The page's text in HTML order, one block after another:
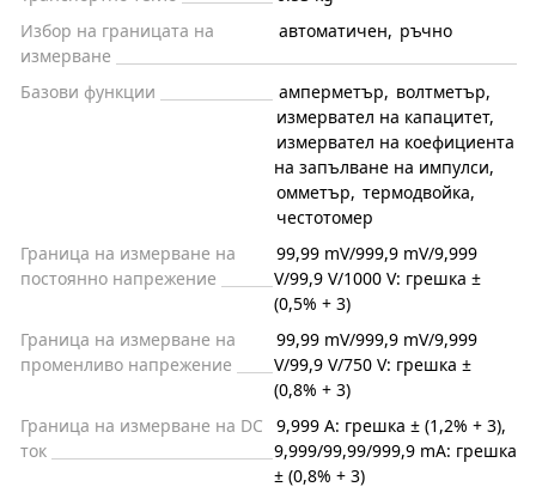
Избор на границата на
измерване
автоматичен, ръчно
Базови функции амперметър, волтметър,
измервател на капацитет,
измервател на коефициента
на запълване на импулси,
омметър, термодвойка,
честотомер
Граница на измерване на
постоянно напрежение
99,99 mV/999,9 mV/9,999
V/99,9 V/1000 V: грешка ±
(0,5% + 3)
Граница на измерване на
променливо напрежение
99,99 mV/999,9 mV/9,999
V/99,9 V/750 V: грешка ±
(0,8% + 3)
Граница на измерване на DC
ток
9,999 A: грешка ± (1,2% + 3),
9,999/99,99/999,9 mA: грешка
± (0,8% + 3)